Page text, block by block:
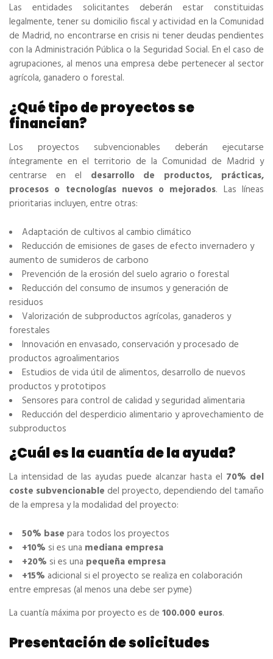
Las entidades solicitantes deberán estar constituidas
legalmente, tener su domicilio fiscal y actividad en la Comunidad
de Madrid, no encontrarse en crisis ni tener deudas pendientes
con la Administración Pública o la Seguridad Social. En el caso de
agrupaciones, al menos una empresa debe pertenecer al sector
agrícola, ganadero o forestal.
¿Qué tipo de proyectos se
financian?
Los proyectos subvencionables deberán ejecutarse
íntegramente en el territorio de la Comunidad de Madrid y
centrarse en el desarrollo de productos, prácticas,
procesos o tecnologías nuevos o mejorados. Las líneas
prioritarias incluyen, entre otras:
Adaptación de cultivos al cambio climático
Reducción de emisiones de gases de efecto invernadero y
aumento de sumideros de carbono
Prevención de la erosión del suelo agrario o forestal
Reducción del consumo de insumos y generación de
residuos
Valorización de subproductos agrícolas, ganaderos y
forestales
Innovación en envasado, conservación y procesado de
productos agroalimentarios
Estudios de vida útil de alimentos, desarrollo de nuevos
productos y prototipos
Sensores para control de calidad y seguridad alimentaria
Reducción del desperdicio alimentario y aprovechamiento de
subproductos
¿Cuál es la cuantía de la ayuda?
La intensidad de las ayudas puede alcanzar hasta el 70% del
coste subvencionable del proyecto, dependiendo del tamaño
de la empresa y la modalidad del proyecto:
50% base para todos los proyectos
+10% si es una mediana empresa
+20% si es una pequeña empresa
+15% adicional si el proyecto se realiza en colaboración
entre empresas (al menos una debe ser pyme)
La cuantía máxima por proyecto es de 100.000 euros.
Presentación de solicitudes